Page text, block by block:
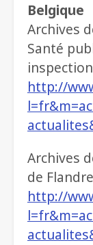
Belgique
Archives
Santé
http://
Archives
de
http://